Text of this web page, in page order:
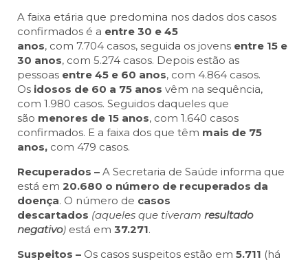
A faixa etária que predomina nos dados dos casos
confirmados é a entre 30 e 45
anos, com 7.704 casos, seguida os jovens entre 15 e
30 anos, com 5.274 casos. Depois estão as
pessoas entre 45 e 60 anos, com 4.864 casos.
Os idosos de 60 a 75 anos vêm na sequência,
com 1.980 casos. Seguidos daqueles que
são menores de 15 anos, com 1.640 casos
confirmados. E a faixa dos que têm mais de 75
anos, com 479 casos.
Recuperados – A Secretaria de Saúde informa que
está em 20.680 o número de recuperados da
doença. O número de casos
descartados (aqueles que tiveram resultado
negativo) está em 37.271.
Suspeitos – Os casos suspeitos estão em 5.711 (há